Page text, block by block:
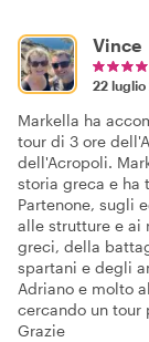
Vince
22
Markella ha
tour di 3 ore
dell'Acropoli.
storia greca e ha
Partenone, sugli
alle strutture e ai
greci, della
spartani e degli
Adriano e molto
cercando un tour
Grazie